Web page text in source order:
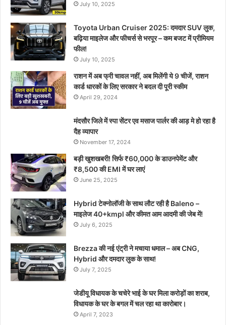
July 10, 2025
Toyota Urban Cruiser 2025: दमदार SUV लुक,
बढ़िया माइलेज और फीचर्स से भरपूर – कम बजट में प्रीमियम
फील!
July 10, 2025
राशन में अब फ्री चावल नहीं, अब मिलेंगी ये 9 चीजें, राशन
कार्ड धारकों के लिए सरकार ने बदल दी पूरी स्कीम
April 29, 2024
मंदसौर जिले में स्पा सेंटर एव मसाज पार्लर की आड़ मे हो रहा है
दैह व्यापार
November 17, 2024
बड़ी खुशखबरी! सिर्फ ₹60,000 के डाउनपेमेंट और
₹8,500 की EMI में घर लाएं
June 25, 2025
Hybrid टेक्नोलॉजी के साथ लौट रही है Baleno –
माइलेज 40+kmpl और कीमत आम आदमी की जेब में!
July 6, 2025
Brezza की नई एंट्री ने मचाया धमाल – अब CNG,
Hybrid और दमदार लुक के साथ!
July 7, 2025
जेडीयू विधायक के चचेरे भाई के घर मिला करोड़ों का शराब,
विधायक के घर के बगल में चल रहा था कारोबार।
April 7, 2023